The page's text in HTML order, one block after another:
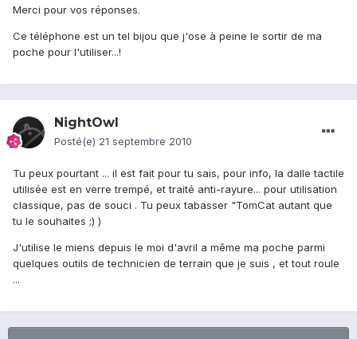
Merci pour vos réponses.
Ce téléphone est un tel bijou que j'ose à peine le sortir de ma
poche pour l'utiliser...!
NightOwl
Posté(e) 21 septembre 2010
Tu peux pourtant ... il est fait pour tu sais, pour info, la dalle tactile
utilisée est en verre trempé, et traité anti-rayure... pour utilisation
classique, pas de souci . Tu peux tabasser "TomCat autant que
tu le souhaites ;) )
J'utilise le miens depuis le moi d'avril a même ma poche parmi
quelques outils de technicien de terrain que je suis , et tout roule
...